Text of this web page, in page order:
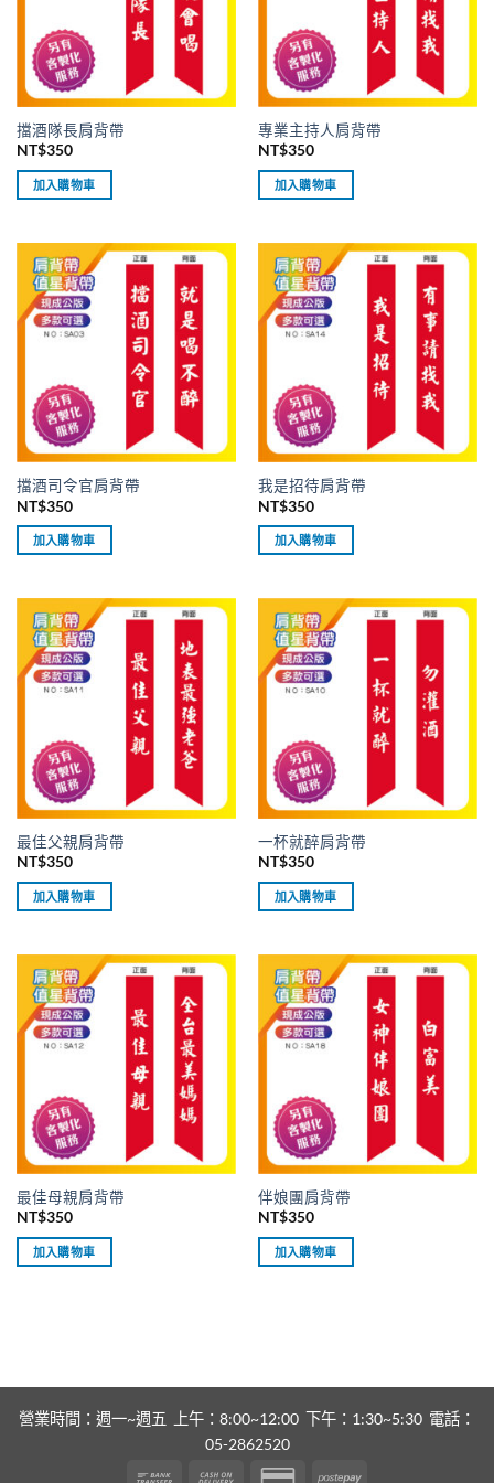
擋酒隊長肩背帶
NT$350
加入購物車
專業主持人肩背帶
NT$350
加入購物車
擋酒司令官肩背帶
NT$350
加入購物車
我是招待肩背帶
NT$350
加入購物車
最佳父親肩背帶
NT$350
加入購物車
一杯就醉肩背帶
NT$350
加入購物車
最佳母親肩背帶
NT$350
加入購物車
伴娘團肩背帶
NT$350
加入購物車
營業時間：週一~週五 上午：8:00~12:00 下午：1:30~5:30 電話：
05-2862520
Bank
Cash Credit Postepay